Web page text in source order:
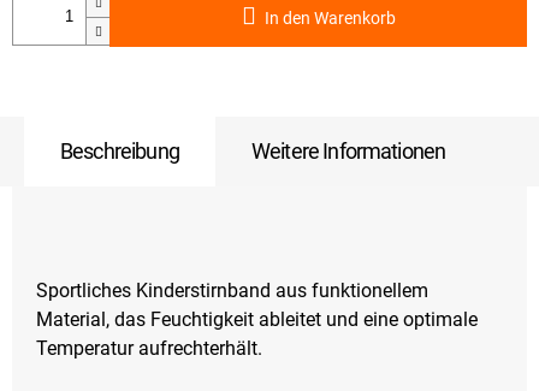
In den Warenkorb
Beschreibung Weitere Informationen
Sportliches Kinderstirnband aus funktionellem
Material, das Feuchtigkeit ableitet und eine optimale
Temperatur aufrechterhält.